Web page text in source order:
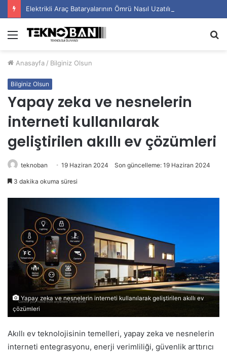
Elektrikli Araç Bataryalarının Ömrü Nasıl Uzatılır?
Menü
Anasayfa / Bilginiz Olsun
Bilginiz Olsun
Yapay zeka ve nesnelerin
interneti kullanılarak
geliştirilen akıllı ev çözümleri
teknoban 19 Haziran 2024 Son güncelleme: 19 Haziran 2024
3 dakika okuma süresi
Yapay zeka ve nesnelerin interneti kullanılarak geliştirilen akıllı ev
çözümleri
Akıllı ev teknolojisinin temelleri, yapay zeka ve nesnelerin
interneti entegrasyonu, enerji verimliliği, güvenlik arttırıcı